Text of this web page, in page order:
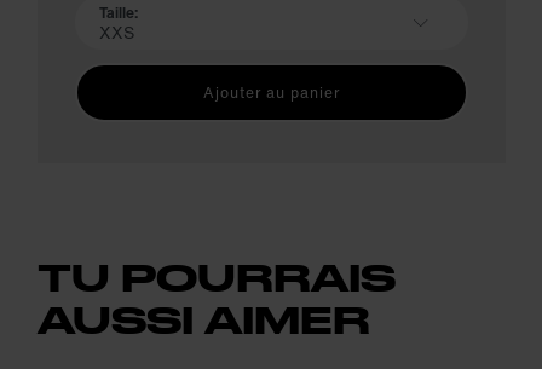
Taille:
XXS
Ajouter au panier
TU POURRAIS
AUSSI AIMER